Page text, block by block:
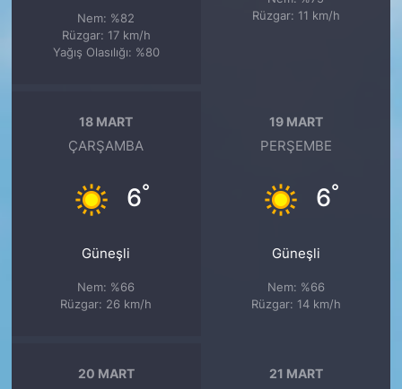
Nem: %82
Rüzgar: 17 km/h
Yağış Olasılığı: %80
Rüzgar: 11 km/h
18 MART
ÇARŞAMBA
6°
Güneşli
Nem: %66
Rüzgar: 26 km/h
19 MART
PERŞEMBE
6°
Güneşli
Nem: %66
Rüzgar: 14 km/h
20 MART 21 MART